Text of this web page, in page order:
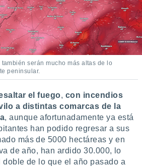
serán mucho más altas de lo
peninsular.
el fuego, con incendios
a distintas comarcas de la
, aunque afortunadamente ya está
han podido regresar a sus
más de 5000 hectáreas y en
de año, han ardido 30.000, lo
doble de lo que el año pasado a